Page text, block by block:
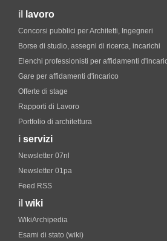
il lavoro
Concorsi pubblici per Architetti, Ingegneri
Borse di studio, assegni di ricerca, incarichi
Elenchi professionisti per affidamenti
Gare per affidamenti d'incarico
Offerte di stage
Rapporti di Lavoro
Portfolio di architettura
i servizi
Newsletter 07nl
Newsletter 01pa
Feed RSS
il wiki
WikiArchipedia
Esami di stato (wiki)